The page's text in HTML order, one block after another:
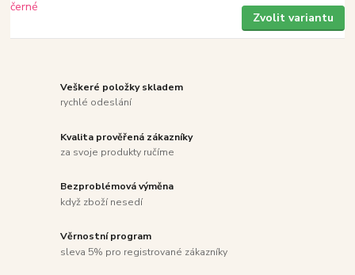
Zvolit variantu
Veškeré položky skladem
rychlé odeslání
Kvalita prověřená zákazníky
za svoje produkty ručíme
Bezproblémová výměna
když zboží nesedí
Věrnostní program
sleva 5% pro registrované zákazníky